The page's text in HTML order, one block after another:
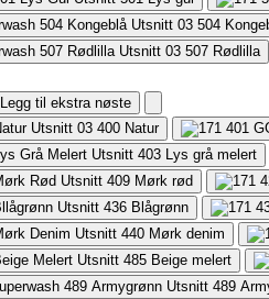
504
507 Rødlilla
Legg til ekstra nøste
400 Natur
403 Lys grå melert
409 Mørk rød
436 Blågrønn
440 Mørk denim
485 Beige melert
489